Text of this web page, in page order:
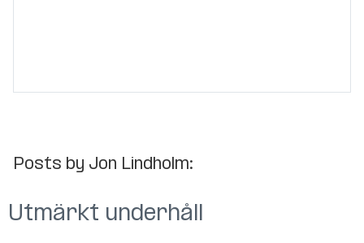
Posts by Jon Lindholm:
Utmärkt underhåll